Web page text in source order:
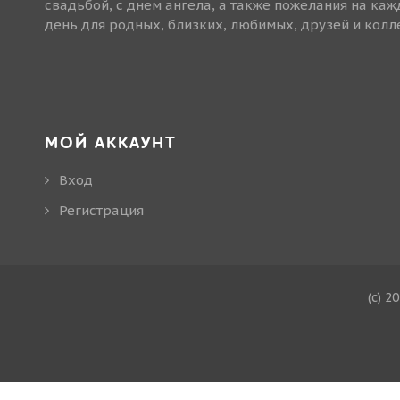
свадьбой, с днем ангела, а также пожелания на
день для родных, близких, любимых, друзей и
МОЙ АККАУНТ
Вход
Регистрация
(c)